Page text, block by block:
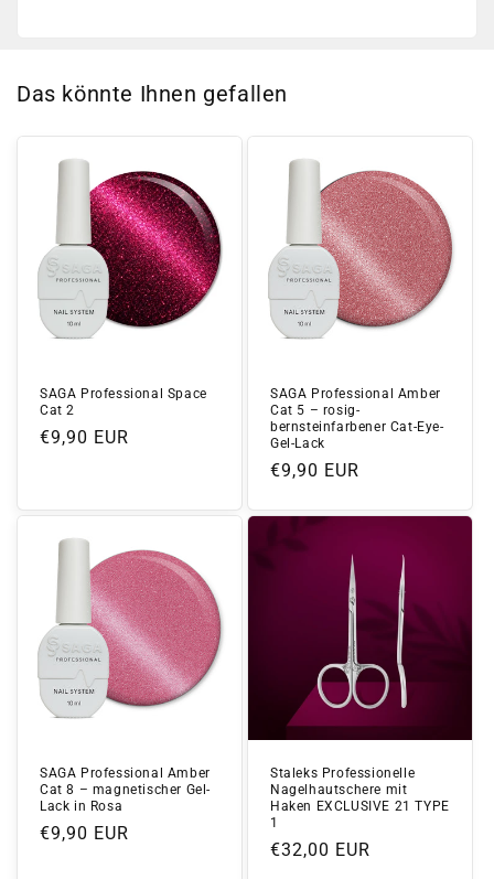
Das könnte Ihnen gefallen
SAGA Professional Space
Cat 2
Normaler
€9,90 EUR
SAGA Professional Amber
Cat 5 – rosig-
bernsteinfarbener Cat-Eye-
Gel-Lack
Normaler
€9,90 EUR
SAGA Professional Amber
Cat 8 – magnetischer Gel-
Lack in Rosa
Normaler
€9,90 EUR
Staleks Professionelle
Nagelhautschere mit
Haken EXCLUSIVE 21 TYPE
1
Normaler
€32,00 EUR